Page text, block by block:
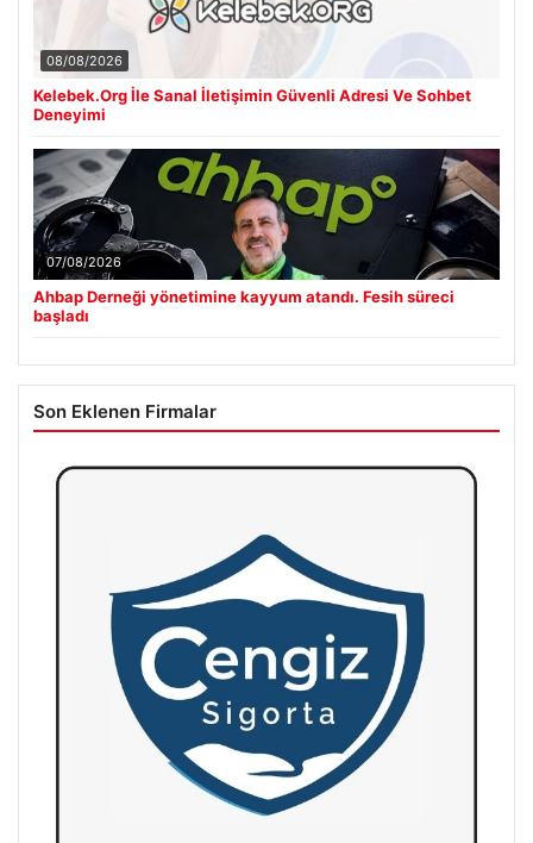
08/08/2026
Kelebek.Org İle Sanal İletişimin Güvenli Adresi Ve Sohbet
Deneyimi
07/08/2026
Ahbap Derneği yönetimine kayyum atandı. Fesih süreci
başladı
Son Eklenen Firmalar